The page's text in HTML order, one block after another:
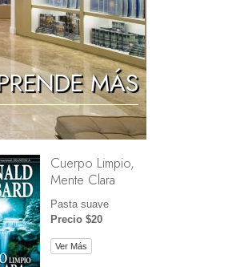
Emocional
a las Drogas
para el Entorno Laboral
las Condiciones
la Supresión
de la Organización
de las Relaciones
MÁS
Cuerpo Limpio,
Mente Clara
Pasta suave
Precio $20
Ver Más